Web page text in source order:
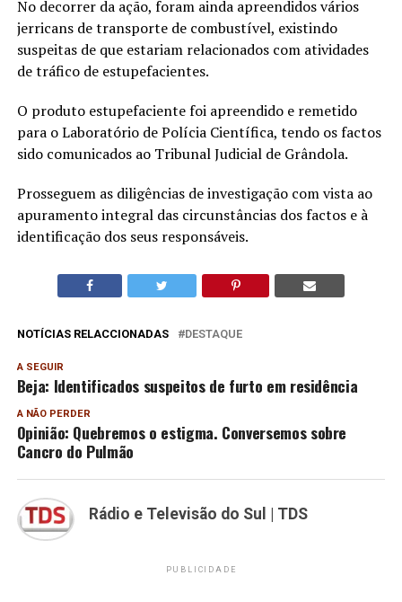
No decorrer da ação, foram ainda apreendidos vários
jerricans de transporte de combustível, existindo
suspeitas de que estariam relacionados com atividades
de tráfico de estupefacientes.
O produto estupefaciente foi apreendido e remetido
para o Laboratório de Polícia Científica, tendo os factos
sido comunicados ao Tribunal Judicial de Grândola.
Prosseguem as diligências de investigação com vista ao
apuramento integral das circunstâncias dos factos e à
identificação dos seus responsáveis.
NOTÍCIAS RELACCIONADAS DESTAQUE
A SEGUIR
Beja: Identificados suspeitos de furto em residência
A NÃO PERDER
Opinião: Quebremos o estigma. Conversemos sobre
Cancro do Pulmão
Rádio e Televisão do Sul | TDS
PUBLICIDADE